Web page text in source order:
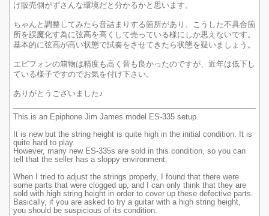
け販売側がずさんな環境だと分かるかと思います。
ちゃんと調整してみたら音詰まりする箇所があり、こうした不具合箇
所を誤魔化す為に弦高を高くして売っている様にしか思えないです。
基本的に弦高が高い状態で試奏をさせてきたら状態を疑いましょう。
エピフォンの箱物は精度も高く音も良かったのですが、近年は低下し
ている様子ですのでお気を付け下さい。
ありがとうございました♪
This is an Epiphone Jim James model ES-335 setup.
It is new but the string height is quite high in the initial condition. It is
quite hard to play.
However, many new ES-335s are sold in this condition, so you can
tell that the seller has a sloppy environment.
When I tried to adjust the strings properly, I found that there were
some parts that were clogged up, and I can only think that they are
sold with high string height in order to cover up these defective parts.
Basically, if you are asked to try a guitar with a high string height,
you should be suspicious of its condition.